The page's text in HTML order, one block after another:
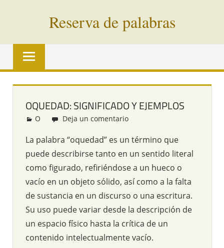
Reserva de palabras
Palabras
vías
todo
mundo
OQUEDAD: SIGNIFICADO Y EJEMPLOS
Redacción
O Deja un comentario
La palabra “oquedad” es un término que
puede describirse tanto en un sentido literal
como figurado, refiriéndose a un hueco o
vacío en un objeto sólido, así como a la falta
de sustancia en un discurso o una escritura.
Su uso puede variar desde la descripción de
un espacio físico hasta la crítica de un
contenido intelectualmente vacío.